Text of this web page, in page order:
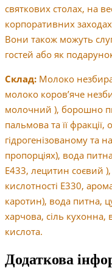
святкових столах, на
корпоративних
Вони також можуть
гостей або як
Склад: Молоко
молоко коров’яче
молочний ), борошно
пальмова та її
гідрогенізованому та
пропорціях), вода
Е433, лецитин соєвий
кислотності Е330,
каротин), вода питна,
харчова, сіль кухонна,
кислота.
Додаткова